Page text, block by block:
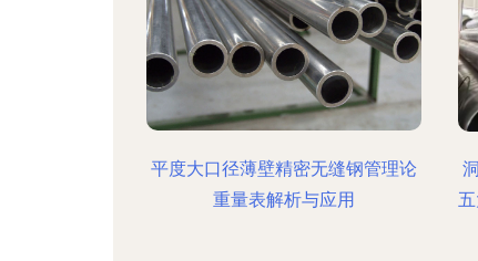
平度大口径薄壁精密无缝钢管理论
重量表解析与应用